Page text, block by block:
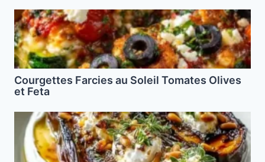
Courgettes Farcies au Soleil Tomates Olives
et Feta